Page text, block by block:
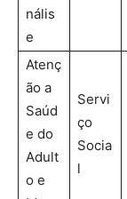
nális
e
Atenç
ão a
Saúd
e do
Adult
o e
Servi
ço
Socia
l